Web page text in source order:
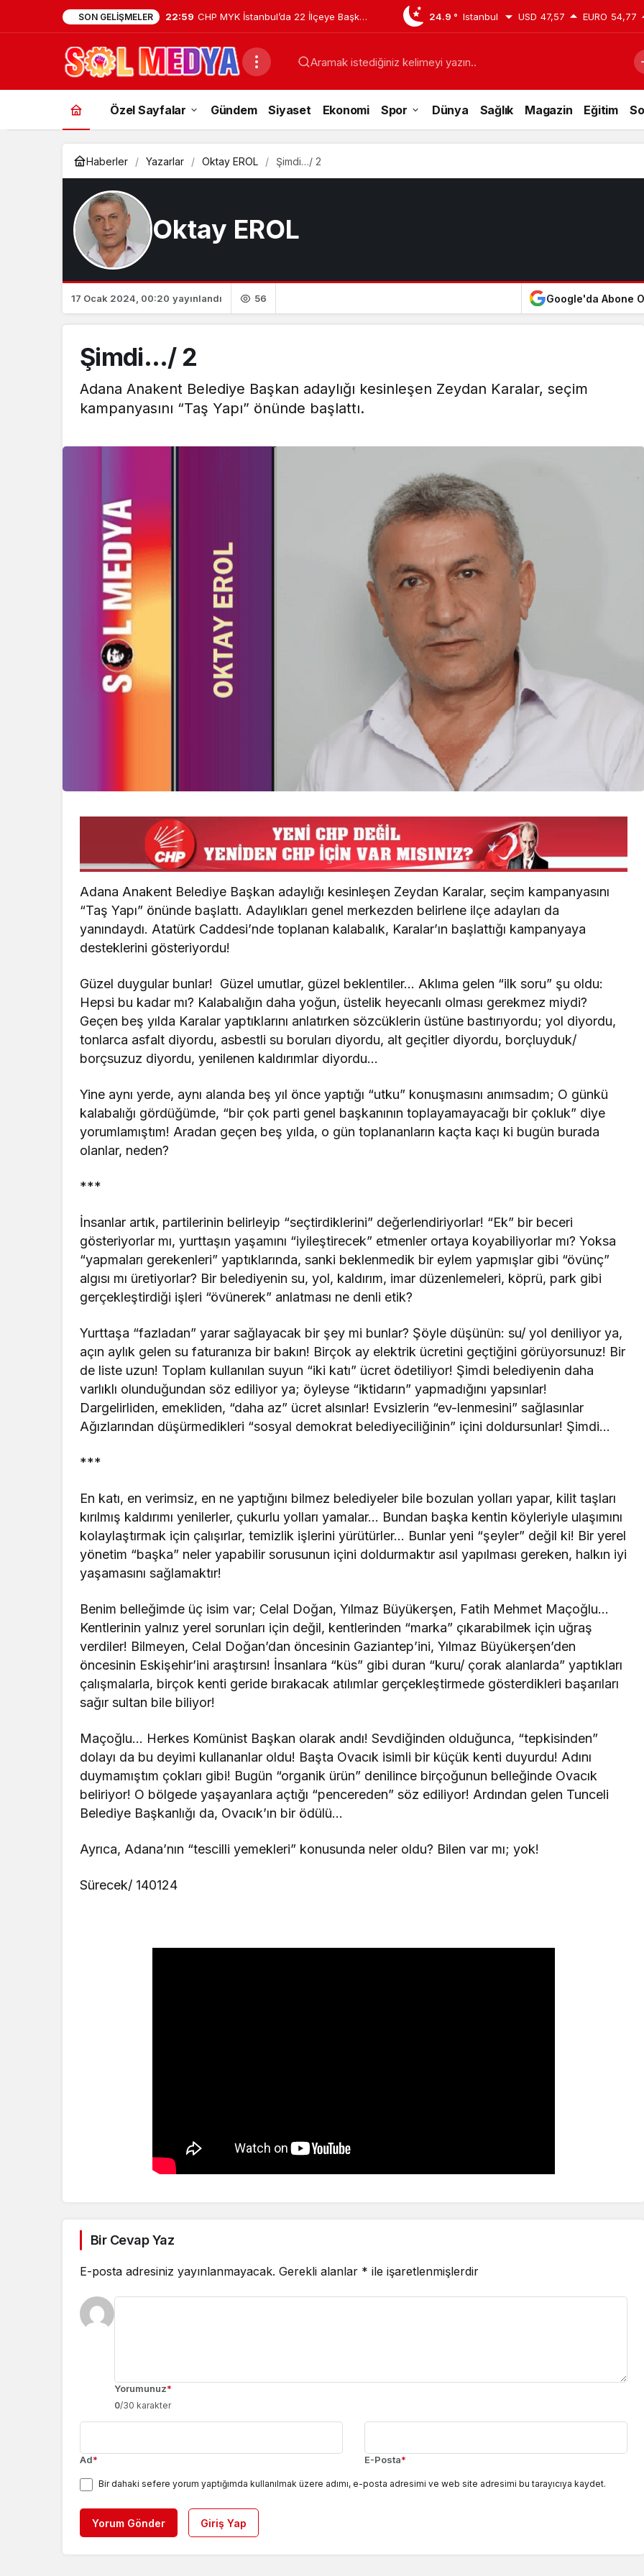
SON GELIŞMELER 22:59 CHP MYK İstanbul’da 22 İlçeye Başkan
Atamasını Yaptı
24.9 ° Istanbul USD 47,57 EURO 54,77
Aramak istediğiniz kelimeyi yazın..
Özel Sayfalar Gündem Siyaset Ekonomi Spor Dünya Sağlık Magazin Eğitim
Haberler Yazarlar Oktay EROL Şimdi…/ 2
Oktay EROL
17 Ocak 2024, 00:20 yayınlandı 56 Google'da Abone
Şimdi…/ 2
Adana Anakent Belediye Başkan adaylığı kesinleşen Zeydan Karalar, seçim
kampanyasını “Taş Yapı” önünde başlattı.
Adana Anakent Belediye Başkan adaylığı kesinleşen Zeydan Karalar, seçim kampanyasını
“Taş Yapı” önünde başlattı. Adaylıkları genel merkezden belirlene ilçe adayları da
yanındaydı. Atatürk Caddesi’nde toplanan kalabalık, Karalar’ın başlattığı kampanyaya
desteklerini gösteriyordu!
Güzel duygular bunlar! Güzel umutlar, güzel beklentiler… Aklıma gelen “ilk soru” şu oldu:
Hepsi bu kadar mı? Kalabalığın daha yoğun, üstelik heyecanlı olması gerekmez miydi?
Geçen beş yılda Karalar yaptıklarını anlatırken sözcüklerin üstüne bastırıyordu; yol diyordu,
tonlarca asfalt diyordu, asbestli su boruları diyordu, alt geçitler diyordu, borçluyduk/
borçsuzuz diyordu, yenilenen kaldırımlar diyordu…
Yine aynı yerde, aynı alanda beş yıl önce yaptığı “utku” konuşmasını anımsadım; O günkü
kalabalığı gördüğümde, “bir çok parti genel başkanının toplayamayacağı bir çokluk” diye
yorumlamıştım! Aradan geçen beş yılda, o gün toplananların kaçta kaçı ki bugün burada
olanlar, neden?
***
İnsanlar artık, partilerinin belirleyip “seçtirdiklerini” değerlendiriyorlar! “Ek” bir beceri
gösteriyorlar mı, yurttaşın yaşamını “iyileştirecek” etmenler ortaya koyabiliyorlar mı? Yoksa
“yapmaları gerekenleri” yaptıklarında, sanki beklenmedik bir eylem yapmışlar gibi “övünç”
algısı mı üretiyorlar? Bir belediyenin su, yol, kaldırım, imar düzenlemeleri, köprü, park gibi
gerçekleştirdiği işleri “övünerek” anlatması ne denli etik?
Yurttaşa “fazladan” yarar sağlayacak bir şey mi bunlar? Şöyle düşünün: su/ yol deniliyor ya,
açın aylık gelen su faturanıza bir bakın! Birçok ay elektrik ücretini geçtiğini görüyorsunuz! Bir
de liste uzun! Toplam kullanılan suyun “iki katı” ücret ödetiliyor! Şimdi belediyenin daha
varlıklı olunduğundan söz ediliyor ya; öyleyse “iktidarın” yapmadığını yapsınlar!
Dargelirliden, emekliden, “daha az” ücret alsınlar! Evsizlerin “ev-lenmesini” sağlasınlar
Ağızlarından düşürmedikleri “sosyal demokrat belediyeciliğinin” içini doldursunlar! Şimdi…
***
En katı, en verimsiz, en ne yaptığını bilmez belediyeler bile bozulan yolları yapar, kilit taşları
kırılmış kaldırımı yenilerler, çukurlu yolları yamalar… Bundan başka kentin köyleriyle ulaşımını
kolaylaştırmak için çalışırlar, temizlik işlerini yürütürler… Bunlar yeni “şeyler” değil ki! Bir yerel
yönetim “başka” neler yapabilir sorusunun içini doldurmaktır asıl yapılması gereken, halkın iyi
yaşamasını sağlamaktır!
Benim belleğimde üç isim var; Celal Doğan, Yılmaz Büyükerşen, Fatih Mehmet Maçoğlu…
Kentlerinin yalnız yerel sorunları için değil, kentlerinden “marka” çıkarabilmek için uğraş
verdiler! Bilmeyen, Celal Doğan’dan öncesinin Gaziantep’ini, Yılmaz Büyükerşen’den
öncesinin Eskişehir’ini araştırsın! İnsanlara “küs” gibi duran “kuru/ çorak alanlarda” yaptıkları
çalışmalarla, birçok kenti geride bırakacak atılımlar gerçekleştirmede gösterdikleri başarıları
sağır sultan bile biliyor!
Maçoğlu… Herkes Komünist Başkan olarak andı! Sevdiğinden olduğunca, “tepkisinden”
dolayı da bu deyimi kullananlar oldu! Başta Ovacık isimli bir küçük kenti duyurdu! Adını
duymamıştım çokları gibi! Bugün “organik ürün” denilince birçoğunun belleğinde Ovacık
beliriyor! O bölgede yaşayanlara açtığı “pencereden” söz ediliyor! Ardından gelen Tunceli
Belediye Başkanlığı da, Ovacık’ın bir ödülü…
Ayrıca, Adana’nın “tescilli yemekleri” konusunda neler oldu? Bilen var mı; yok!
Sürecek/ 140124
Bir Cevap Yaz
E-posta adresiniz yayınlanmayacak. Gerekli alanlar * ile işaretlenmişlerdir
Yorumunuz*
0/30 karakter
Ad* E-Posta*
Bir dahaki sefere yorum yaptığımda kullanılmak üzere adımı, e-posta adresimi ve web site adresimi bu tarayıcıya kaydet.
Yorum Gönder Giriş Yap